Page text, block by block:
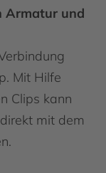
Armatur und
Mit Hilfe
Clips kann
mit dem